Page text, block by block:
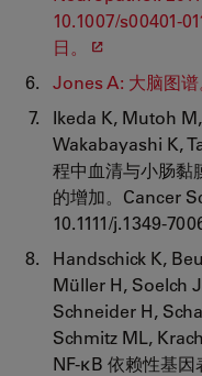
10.1007/s00401-
日。
Jones A: 大脑图
Ikeda K, Mutoh
Wakabayashi K,
程中血清与小肠黏
的增加。Cancer
10.1111/j.1349-
Handschick K,
Müller H, Soelch
Schneider H,
Schmitz ML,
NF-κB 依赖性基